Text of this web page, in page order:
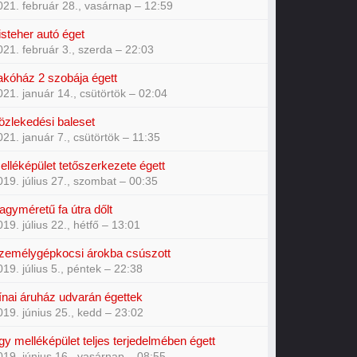
február 28., vasárnap – 12:59
autó éget
február 3., szerda – 22:03
2 szobája égett
január 14., csütörtök – 02:04
baleset
január 7., csütörtök – 11:35
tetőszerkezete égett
július 27., szombat – 00:35
fa útra dőlt
július 22., hétfő – 13:01
árokba csúszott
július 5., péntek – 22:38
áruház udvarán égettek
június 25., kedd – 23:02
melléképület teljes terjedelmében égett